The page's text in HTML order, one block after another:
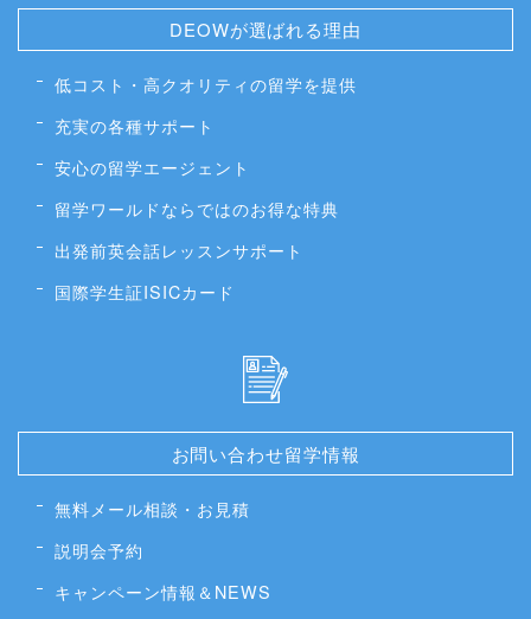
DEOWが選ばれる理由
低コスト・高クオリティの留学を提供
充実の各種サポート
安心の留学エージェント
留学ワールドならではのお得な特典
出発前英会話レッスンサポート
国際学生証ISICカード
お問い合わせ留学情報
無料メール相談・お見積
説明会予約
キャンペーン情報＆NEWS